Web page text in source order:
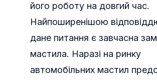
його роботу на довгий час.
Найпоширенішою
дане питання є завчасна
мастила. Наразі на ринку
автомобільних мастил